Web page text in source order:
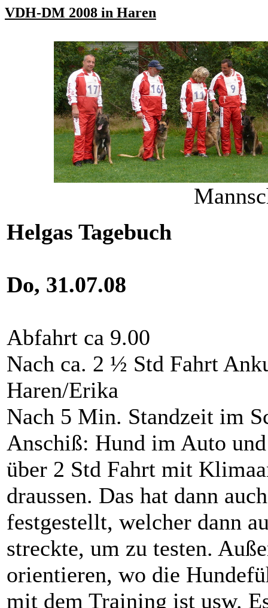
VDH-DM 2008 in Haren
Helgas Tagebuch
Do, 31.07.08
Abfahrt ca 9.00
Nach ca. 2 ½ Std Fahrt
Haren/Erika
Nach 5 Min. Standzeit im
Anschiß: Hund im Auto
über 2 Std Fahrt mit
draussen. Das hat dann
festgestellt, welcher dann
streckte, um zu testen.
orientieren, wo die
mit dem Training ist usw.